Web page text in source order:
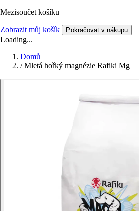
Mezisoučet košíku
Zobrazit můj košík Pokračovat v nákupu
Loading...
Domů
/ Mletá hořký magnézie Rafiki Mg